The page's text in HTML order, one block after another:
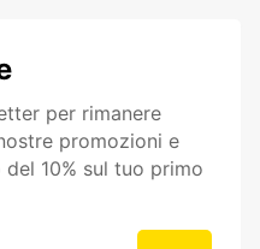
per rimanere
promozioni e
10% sul tuo primo